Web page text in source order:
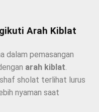
Arah Kiblat
dalam pemasangan
arah kiblat
sholat terlihat lurus
nyaman saat